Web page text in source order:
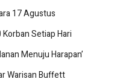
17 Agustus
Korban Setiap Hari
Menuju Harapan’
Warisan Buffett